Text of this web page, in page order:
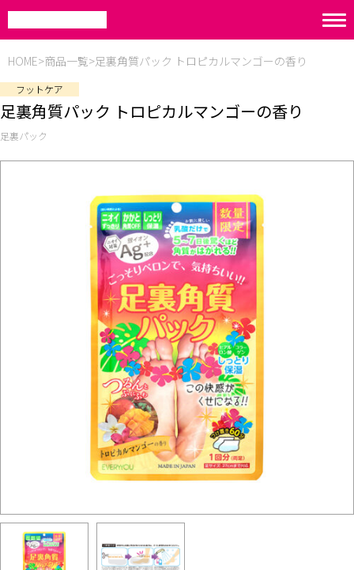
HOME 商品一覧 足裏角質パック トロピカルマンゴーの香り
フットケア
足裏角質パック トロピカルマンゴーの香り
足裏パック